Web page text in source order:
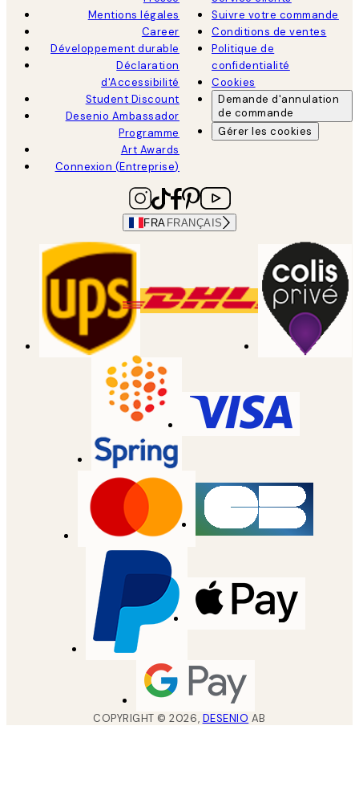
Mentions légales
Career
Développement durable
Déclaration
d'Accessibilité
Student Discount
Desenio Ambassador
Programme
Art Awards
Connexion (Entreprise)
Suivre votre commande
Conditions de ventes
Politique de
confidentialité
Cookies
Demande d'annulation
de commande
Gérer les cookies
FRA FRANÇAIS
COPYRIGHT ©2026, DESENIO AB